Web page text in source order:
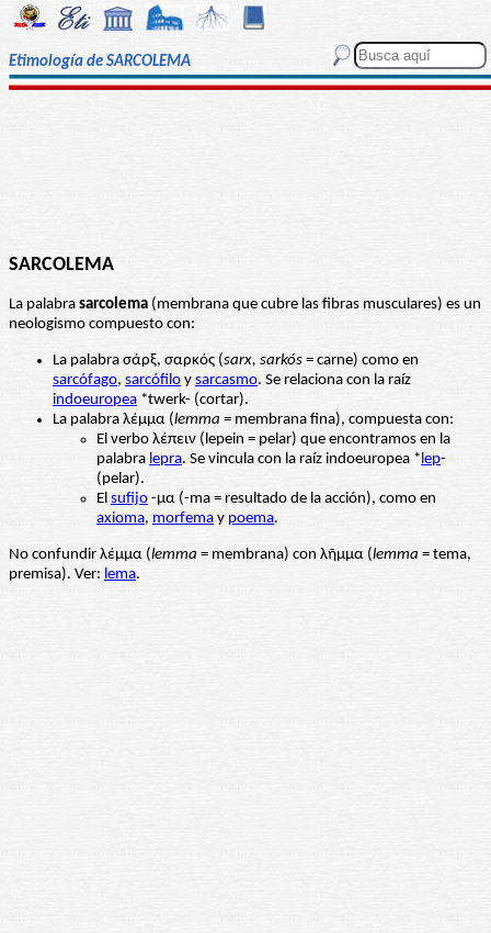
Etimología de SARCOLEMA
SARCOLEMA
La palabra sarcolema (membrana que cubre las fibras musculares) es un
neologismo compuesto con:
La palabra σάρξ, σαρκός (sarx, sarkós = carne) como en
sarcófago, sarcófilo y sarcasmo. Se relaciona con la raíz
indoeuropea *twerk- (cortar).
La palabra λέμμα (lemma = membrana fina), compuesta con:
El verbo λέπειν (lepein = pelar) que encontramos en la
palabra lepra. Se vincula con la raíz indoeuropea *lep-
(pelar).
El sufijo -μα (-ma = resultado de la acción), como en
axioma, morfema y poema.
No confundir λέμμα (lemma = membrana) con λῆμμα (lemma = tema,
premisa). Ver: lema.